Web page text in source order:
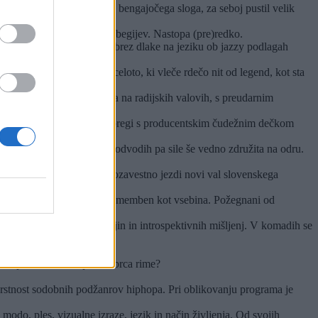
produkcijsko preprosto bengajočega sloga, za seboj pustil velik
refleksijo – ter furanje begijev. Nastopa (pre)redko.
tekstopisca, ki se brez dlake na jeziku ob jazzy podlagah
v tehnično suvereno celoto, ki vleče rdečo nit od legend, kot sta
soseski so stalnica na radijskih valovih, s preudarnim
V medgeneracijski spregi s producentskim čudežnim dečkom
nedavnih samostojnih odvodih pa sile še vedno združita na odru.
estetiko, ki samozavestno jezdi novi val slovenskega
kjer je vajb tako pomemben kot vsebina. Požegnani od
instrumentalnih krajin in introspektivnih mišljenj. V komadih se
velik odtis na sceni.
producent, ki spretno brca rime?
sodobnih podžanrov hiphopa. Pri oblikovanju programa je
ples, vizualne izraze, jezik in način življenja. Od svojih